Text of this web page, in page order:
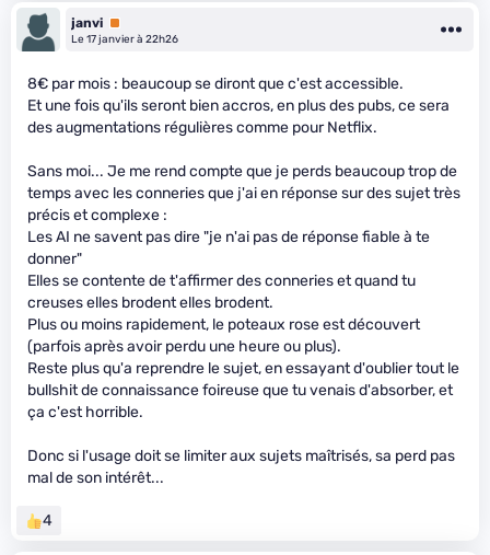
janvi Premium
Le 17 janvier à 22h26
8€ par mois : beaucoup se diront que c'est accessible.
Et une fois qu'ils seront bien accros, en plus des pubs, ce sera
des augmentations régulières comme pour Netflix.
Sans moi... Je me rend compte que je perds beaucoup trop de
temps avec les conneries que j'ai en réponse sur des sujet très
précis et complexe :
Les AI ne savent pas dire "je n'ai pas de réponse fiable à te
donner"
Elles se contente de t'affirmer des conneries et quand tu
creuses elles brodent elles brodent.
Plus ou moins rapidement, le poteaux rose est découvert
(parfois après avoir perdu une heure ou plus).
Reste plus qu'a reprendre le sujet, en essayant d'oublier tout le
bullshit de connaissance foireuse que tu venais d'absorber, et
ça c'est horrible.
Donc si l'usage doit se limiter aux sujets maîtrisés, sa perd pas
mal de son intérêt...
4